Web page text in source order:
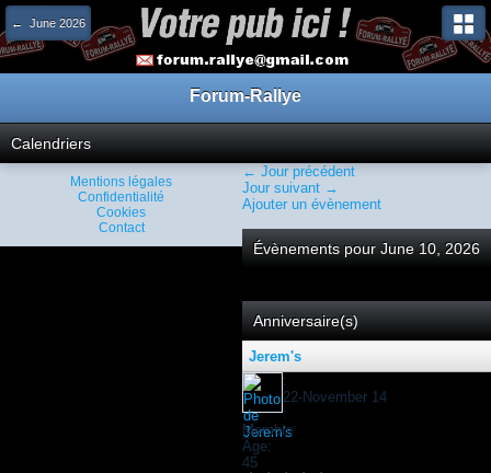
← June 2026
Forum-Rallye
Calendriers
← Jour précédent
Jour suivant →
Ajouter un évènement
Évènements pour June 10, 2026
Anniversaire(s)
Jerem's
:
22-November 14
:
Membre
Âge:
45
Mentions légales
Confidentialité
Cookies
Contact